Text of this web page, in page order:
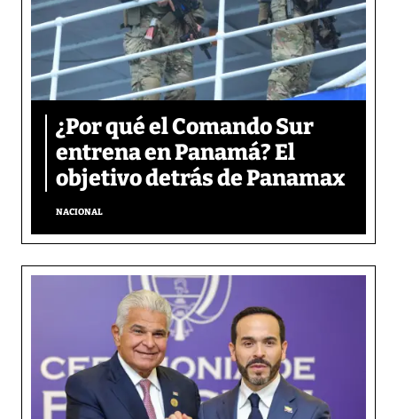
¿Por qué el Comando Sur
entrena en Panamá? El
objetivo detrás de Panamax
NACIONAL